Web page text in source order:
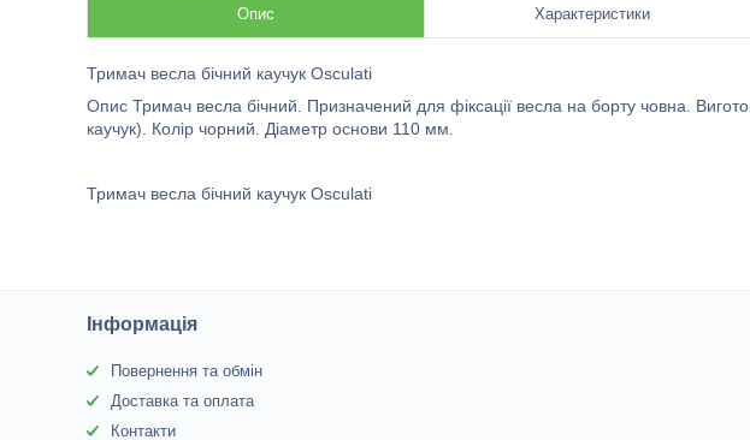
Опис Характеристики
Тримач весла бічний каучук Osculati
Опис Тримач весла бічний. Призначений для фіксації весла на борту човна.
каучук). Колір чорний. Діаметр основи 110 мм.
Тримач весла бічний каучук Osculati
Інформація
Повернення та обмін
Доставка та оплата
Контакти